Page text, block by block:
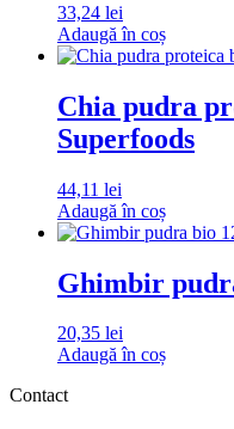
33,24 lei
Adaugă în coș
Chia pudra
Superfoods
44,11 lei
Adaugă în coș
Ghimbir
20,35 lei
Adaugă în coș
Contact